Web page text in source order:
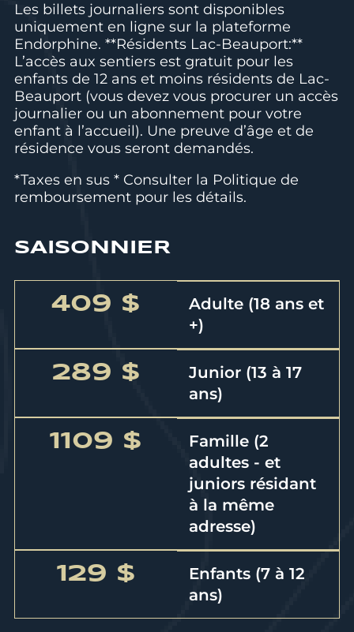
Les billets journaliers sont disponibles
uniquement en ligne sur la plateforme
Endorphine. **Résidents Lac-Beauport:**
L’accès aux sentiers est gratuit pour les
enfants de 12 ans et moins résidents de Lac-
Beauport (vous devez vous procurer un accès
journalier ou un abonnement pour votre
enfant à l’accueil). Une preuve d’âge et de
résidence vous seront demandés.
*Taxes en sus * Consulter la Politique de
remboursement pour les détails.
SAISONNIER
409 $
Adulte (18 ans et
+)
289 $
Junior (13 à 17
ans)
1109 $
Famille (2
adultes - et
juniors résidant
à la même
adresse)
129 $
Enfants (7 à 12
ans)